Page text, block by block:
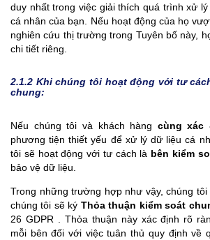
duy nhất trong việc giải thích quá trình xử
cá nhân của bạn. Nếu hoạt động của họ
nghiên cứu thị trường trong Tuyên bố này,
chi tiết riêng.
2.1.2 Khi chúng tôi hoạt động với tư
chung:
Nếu chúng tôi và khách hàng cùng xác
phương tiện thiết yếu để xử lý dữ liệu cá
tôi sẽ hoạt động với tư cách là bên kiểm
bảo vệ dữ liệu.
Trong những trường hợp như vậy, chúng tôi
chúng tôi sẽ ký Thỏa thuận kiểm soát
26 GDPR . Thỏa thuận này xác định rõ
mỗi bên đối với việc tuân thủ quy định về